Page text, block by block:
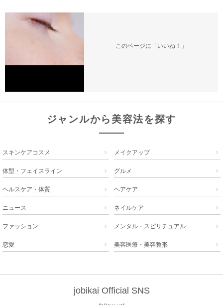
このページに「いいね！」
ジャンルから美容法を探す
スキンケアコスメ  メイクアップ 
体型・フェイスライン  グルメ 
ヘルスケア・体質  ヘアケア 
ニュース  ネイルケア 
ファッション  メンタル・スピリチュアル 
恋愛  美容医療・美容整形 
jobikai Official SNS